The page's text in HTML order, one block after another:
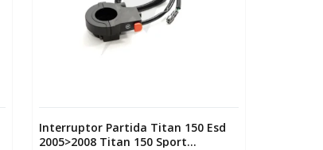
Interruptor Partida Titan 150 Esd
2005>2008 Titan 150 Sport